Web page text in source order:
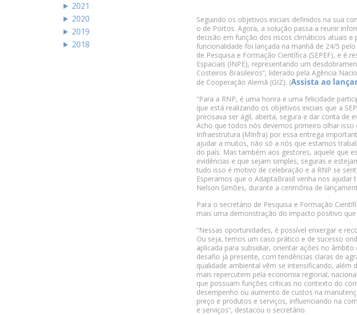
Seguindo os objetivos iniciais definidos na sua
o de Portos. Agora, a solução passa a reunir
decisão em função dos riscos climáticos atuais
funcionalidade foi lançada na manhã de 24/5
de Pesquisa e Formação Científica (SEPEF), e é
Espaciais (INPE), representando um
Costeiros Brasileiros”, liderado pela Agência
de Cooperação Alemã (GIZ). (Assista ao
“Para a RNP, é uma honra e uma felicidade
que está realizando os objetivos iniciais que a
precisava ser ágil, aberta, segura e dar conta de
Acho que todos nós devemos primeiro olhar
Infraestrutura (MInfra) por essa entrega
ajudar a muitos, não só a nós que estamos
do país. Mas também aos gestores, aquele que
evidências e que sejam simples, seguras e
tudo isso é motivo de celebração e a RNP se
Esperamos que o AdaptaBrasil venha nos
Nelson Simões, durante a cerimônia de
Para o secretário de Pesquisa e Formação
mais uma demonstração do impacto positivo
“Nessas oportunidades, é possível enxergar e
Ou seja, temos um caso prático e de sucesso
aplicada para subsidiar, orientar ações no
desafio já presente, com tendências claras de
qualidade ambiental vêm se intensificando, além
mais repercutem pela economia regional,
que possuam funções críticas no contexto do
desempenho ou aumento de custos na
preço e produtos e serviços, influenciando na
e serviços”, destacou o secretário.
2021
2020
2019
2018